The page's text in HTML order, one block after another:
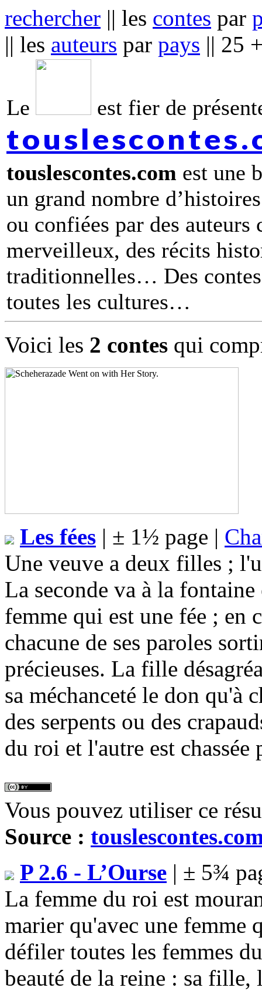
rechercher || les contes par
|| les auteurs par pays || 25
Le est fier de
touslescontes.com est une
un grand nombre
ou confiées par des
merveilleux, des récits
traditionnelles… Des
toutes les cultures
Voici les 2 contes qui
Les fées | ± 1½ page |
Une veuve a deux filles ;
La seconde va à la
femme qui est une fée ; en
chacune de ses paroles
précieuses. La fille
sa méchanceté le don qu'à
des serpents ou des
du roi et l'autre est chassée
Vous pouvez utiliser ce
Source :
P 2.6 - L’Ourse | ± 5¾
La femme du roi est
marier qu'avec une femme
défiler toutes les femmes
beauté de la reine : sa